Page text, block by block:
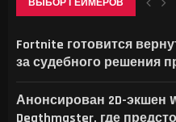
ВЫБОР ГЕЙМЕРОВ
Fortnite готовится
за судебного решения
Анонсирован 2D-экшен
Deathmaster, где